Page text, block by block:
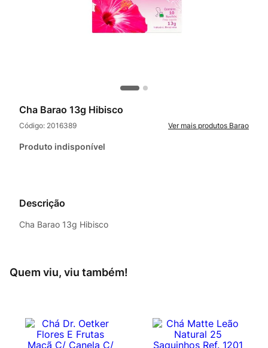
Cha Barao 13g Hibisco
Código: 2016389 Barao
Produto indisponível
Descrição
Cha Barao 13g Hibisco
Quem viu, viu também!